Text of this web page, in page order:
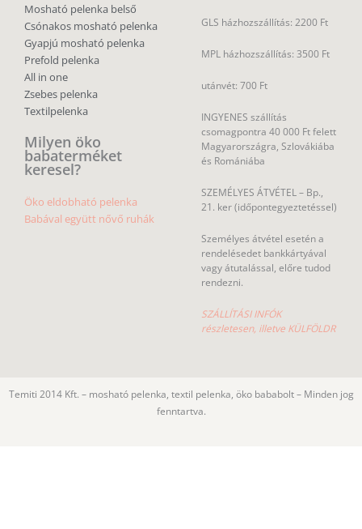
Mosható pelenka belső
Csónakos mosható pelenka
Gyapjú mosható pelenka
Prefold pelenka
All in one
Zsebes pelenka
Textilpelenka
Milyen öko
babaterméket
keresel?
Öko eldobható pelenka
Babával együtt nővő ruhák
GLS házhozszállítás: 2200 Ft
MPL házhozszállítás: 3500 Ft
utánvét: 700 Ft
INGYENES szállítás
csomagpontra 40 000 Ft felett
Magyarországra, Szlovákiába
és Romániába
SZEMÉLYES ÁTVÉTEL – Bp.,
21. ker (időpontegyeztetéssel)
Személyes átvétel esetén a
rendelésedet bankkártyával
vagy átutalással, előre tudod
rendezni.
SZÁLLÍTÁSI INFÓK
részletesen, illetve KÜLFÖLDR
Temiti 2014 Kft. – mosható pelenka, textil pelenka, öko bababolt – Minden jog
fenntartva.